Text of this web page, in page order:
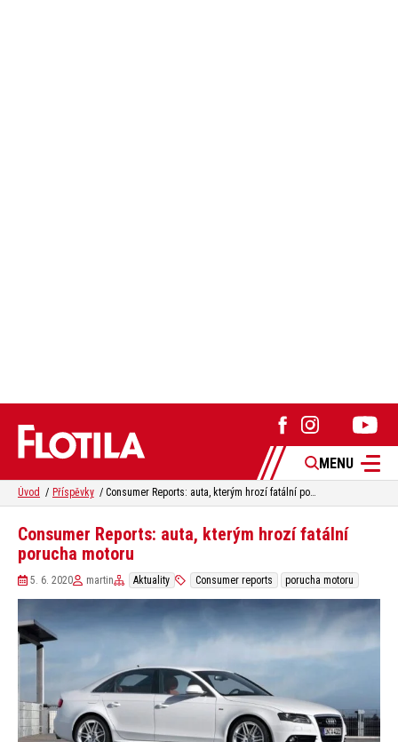
MENU
Úvod Příspěvky Consumer Reports: auta, kterým hrozí fatální porucha motoru
Consumer Reports: auta, kterým hrozí fatální
porucha motoru
5. 6. 2020 martin Aktuality Consumer reports porucha motoru